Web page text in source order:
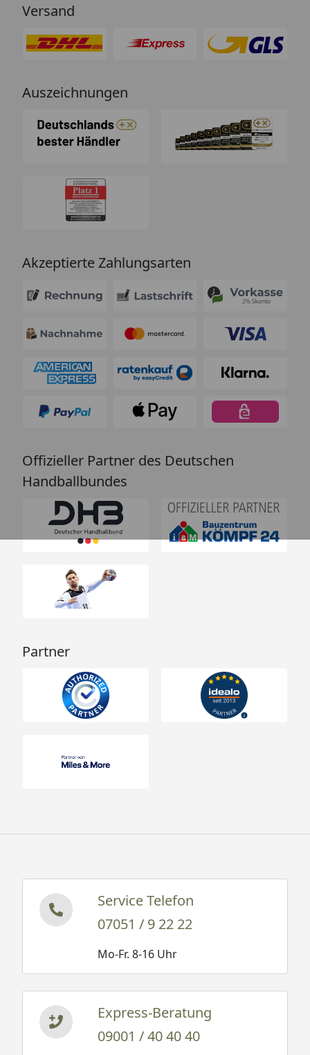
Versand
Auszeichnungen
Akzeptierte Zahlungsarten
Offizieller Partner des Deutschen
Handballbundes
Partner
Service Telefon
07051 / 9 22 22
Mo-Fr. 8-16 Uhr
Express-Beratung
09001 / 40 40 40